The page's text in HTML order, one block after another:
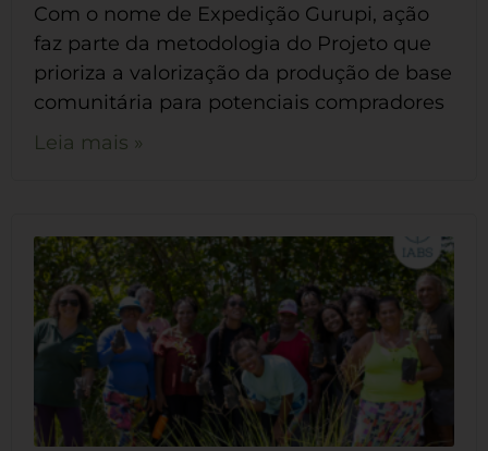
Com o nome de Expedição Gurupi, ação
faz parte da metodologia do Projeto que
prioriza a valorização da produção de base
comunitária para potenciais compradores
Leia mais »